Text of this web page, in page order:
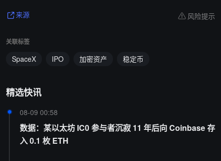
来源 风险提示
关联标签
SpaceX IPO 加密资产 稳定币
精选快讯
08-09 00:58
数据：某以太坊 IC0 参与者沉寂 11 年后向 Coinbase 存
入 0.1 枚 ETH